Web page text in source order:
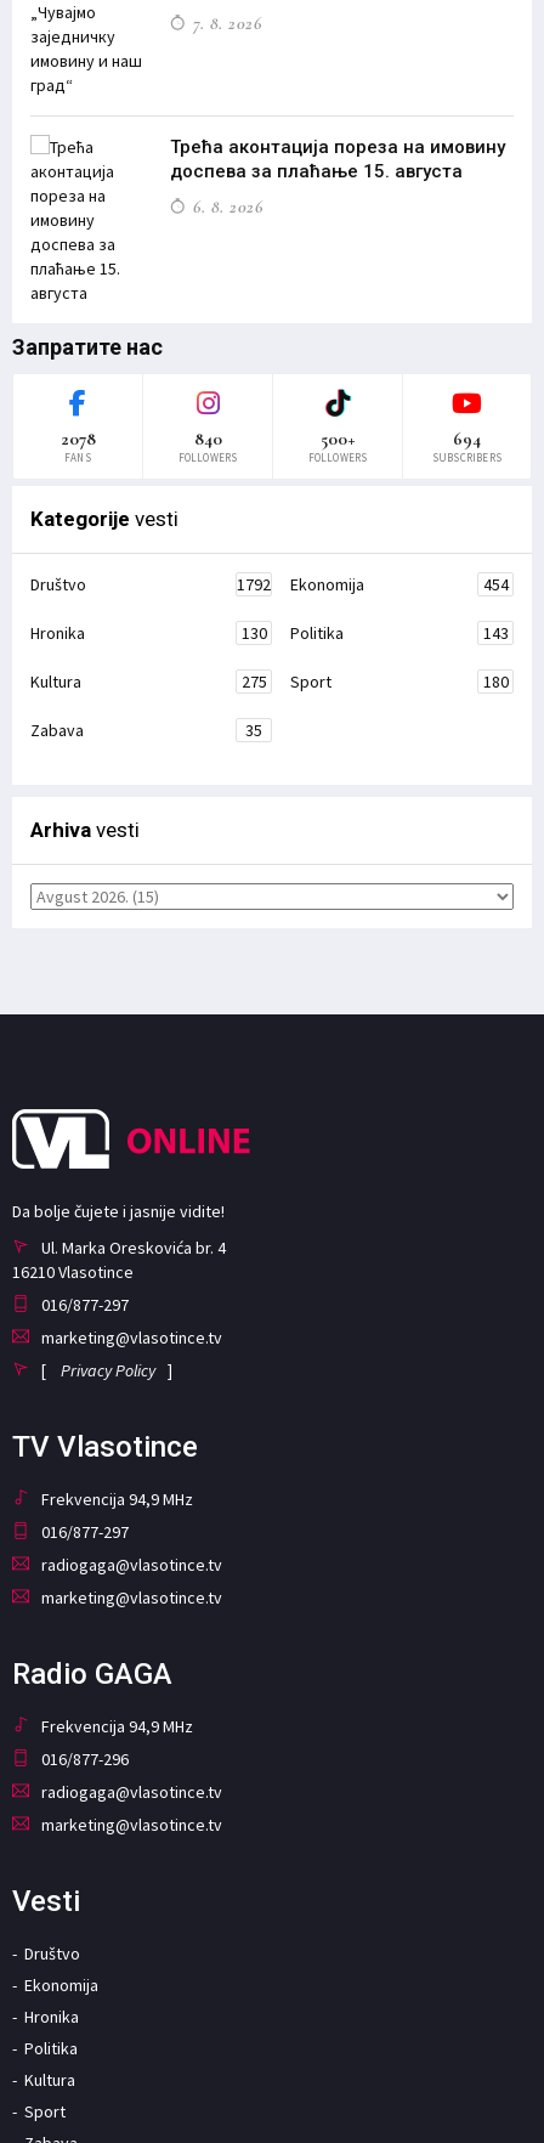
7. 8. 2026
Трећа аконтација пореза на имовину
доспева за плаћање 15. августа
6. 8. 2026
Запратите нас
2078
FANS
840
FOLLOWERS
500+
FOLLOWERS
694
SUBSCRIBERS
Kategorije vesti
Društvo 1792 Ekonomija 454
Hronika 130 Politika 143
Kultura 275 Sport 180
Zabava 35
Arhiva vesti
Da bolje čujete i jasnije vidite!
Ul. Marka Oreskovića br. 4
16210 Vlasotince
016/877-297
marketing@vlasotince.tv
[ Privacy Policy ]
TV Vlasotince
Frekvencija 94,9 MHz
016/877-297
radiogaga@vlasotince.tv
marketing@vlasotince.tv
Radio GAGA
Frekvencija 94,9 MHz
016/877-296
radiogaga@vlasotince.tv
marketing@vlasotince.tv
Vesti
Društvo
Ekonomija
Hronika
Politika
Kultura
Sport